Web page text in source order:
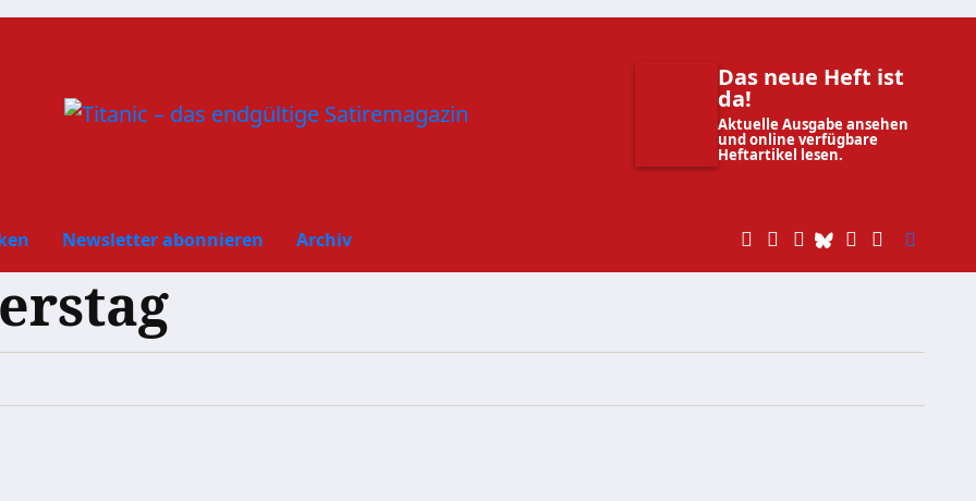
Das neue Heft ist
da!
Aktuelle Ausgabe ansehen
und online verfügbare
Heftartikel lesen.
Newsletter abonnieren Archiv